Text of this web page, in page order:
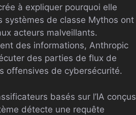
à expliquer pourquoi elle
systèmes de classe Mythos ont
acteurs malveillants.
des informations, Anthropic
des parties de flux de
offensives de cybersécurité.
basés sur l’IA conçus
détecte une requête